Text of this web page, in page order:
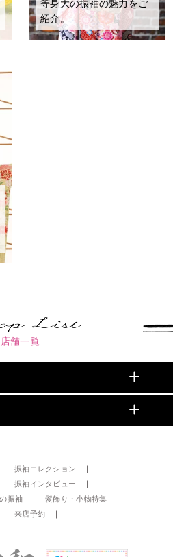
等身大の振袖の魅力をご
紹介。
店舗一覧
振袖コレクション
振袖インタビュー
振袖
髪飾り・小物特集
来店予約